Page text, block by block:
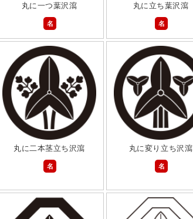
丸に一つ葉沢瀉
名
丸に立ち葉沢瀉
名
丸に二本茎立ち沢瀉
名
丸に変り立ち沢瀉
名